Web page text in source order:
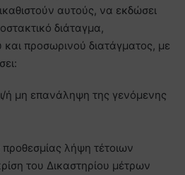
αυτούς, να εκδώσει
διάταγμα,
προσωρινού διατάγματος, με
ή μη επανάληψη της γενόμενης
λήψη τέτοιων
του Δικαστηρίου μέτρων